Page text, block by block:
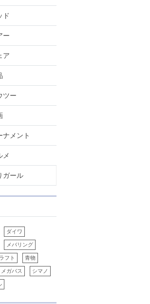
ド
ー
ア
ツー
ナメント
メ
ガール
ダイワ
メバリング
フト 青物
メガバス シマノ